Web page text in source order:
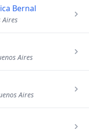
Bernal
Aires
Aires
Aires